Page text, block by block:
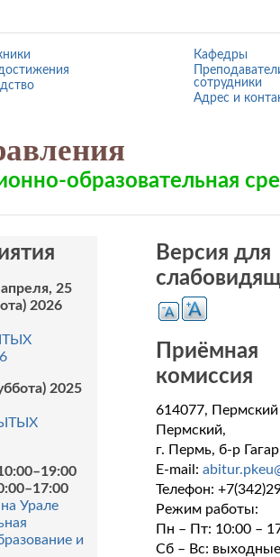
Кафедры
сотрудники
Адрес и
образовательная
25
2026
2025
Урале
и
Версия для
Приёмная
комиссия
614077, Пермский
Пермский,
г. Пермь, б-р
E-mail:
Телефон:
Режим работы:
Пн – Пт: 10:00 –
Сб – Вс: выходные